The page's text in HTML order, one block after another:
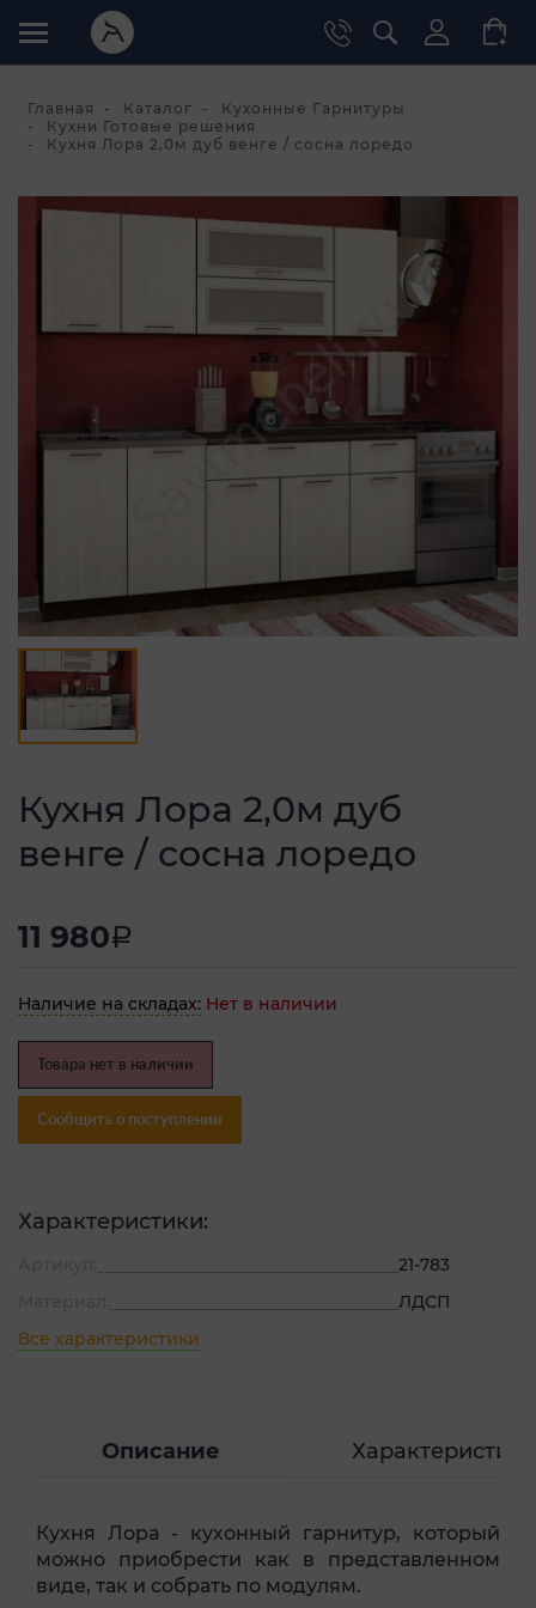
Главная Каталог
Кухонные Гарнитуры
Кухни Готовые решения
Кухня Лора 2,0м дуб венге / сосна лоредо
Кухня Лора 2,0м дуб
венге / сосна лоредо
11 980a
Наличие на складах: Нет в наличии
Товара нет в наличии
Сообщить о поступлении
Характеристики:
21-783
ЛДСП
Все характеристики
Описание Характеристики
Кухня Лора - кухонный гарнитур, который
можно приобрести как в представленном
виде, так и собрать по модулям.